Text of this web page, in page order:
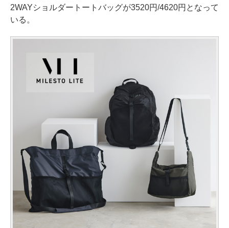
2WAYショルダートートバッグが3520円/4620円となって
いる。